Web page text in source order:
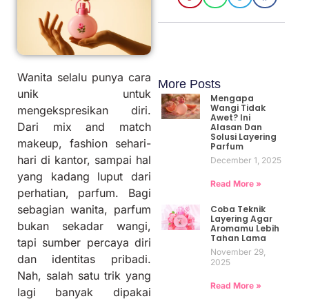
Wanita selalu punya cara
unik untuk
mengekspresikan diri.
Dari mix and match
makeup, fashion sehari-
hari di kantor, sampai hal
yang kadang luput dari
perhatian, parfum. Bagi
sebagian wanita, parfum
bukan sekadar wangi,
tapi sumber percaya diri
dan identitas pribadi.
Nah, salah satu trik yang
lagi banyak dipakai
More Posts
Mengapa
Wangi Tidak
Awet? Ini
Alasan Dan
Solusi Layering
Parfum
December 1, 2025
Read More »
Coba Teknik
Layering Agar
Aromamu Lebih
Tahan Lama
November 29,
2025
Read More »